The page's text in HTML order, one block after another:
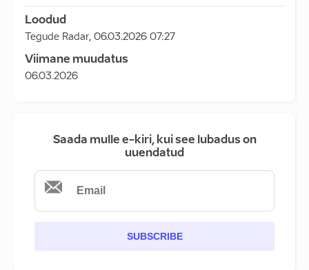
Loodud
Tegude Radar, 06.03.2026 07:27
Viimane muudatus
06.03.2026
Saada mulle e-kiri, kui see lubadus on
uuendatud
SUBSCRIBE